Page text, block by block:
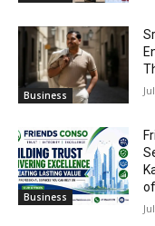
Business
Business